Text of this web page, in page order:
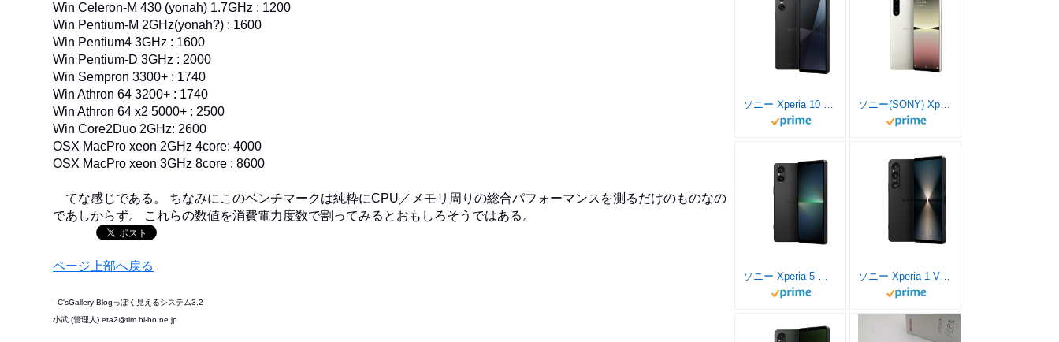
Win Celeron-M 430 (yonah) 1.7GHz : 1200
Win Pentium-M 2GHz(yonah?) : 1600
Win Pentium4 3GHz : 1600
Win Pentium-D 3GHz : 2000
Win Sempron 3300+ : 1740
Win Athron 64 3200+ : 1740
Win Athron 64 x2 5000+ : 2500
Win Core2Duo 2GHz: 2600
OSX MacPro xeon 2GHz 4core: 4000
OSX MacPro xeon 3GHz 8core : 8600
てな感じである。 ちなみにこのベンチマークは純粋にCPU／メモリ周りの総合パフォーマンスを測るだけのものなの
であしからず。 これらの数値を消費電力度数で割ってみるとおもしろそうではある。
ソニー Xperia 10 VI/SIMフリースマホ/ブラック/XQ-ES44 B1JPCX0 【日本正規代理店品】 / 防水/防塵/Snapdragon® 6 Gen 1 Mobile Platform / ストレージ6GB･128GB ソニー(SONY) Xperia5IV / SIMフリースマホ / 【日本正規代理店品】 / 防水/防塵/Snapdragon 8 Gen 1 / ストレージ256GB / エクリュホワイト/XQ-CQ44 C
ソニー Xperia 5 Ⅴ / SIMフリースマホ / 【日本正規代理店品】 / 防水/防塵/Snapdragon 8 Gen 2 / ストレージ256GB / ブラック/XQ-DE44 B ソニー Xperia 1 VI/SIMフリースマホ/ブラック/XQ-EC44 B1JPCX0 【日本正規代理店品】 / 防水/防塵/Snapdragon 8 Gen 3 / ストレージ12GB･256GB
ページ上部へ戻る
- C'sGallery Blogっぽく見えるシステム3.2 -
小武 (管理人) eta2@tim.hi-ho.ne.jp